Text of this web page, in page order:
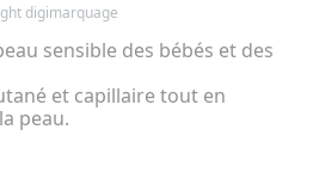
digimarquage
sensible des bébés et des
et capillaire tout en
peau.